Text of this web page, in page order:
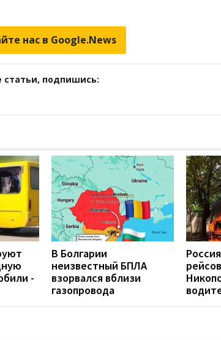
нас в Google.News
статьи, подпишись:
-
В Болгарии
неизвестный БПЛА
взорвался вблизи
газопровода